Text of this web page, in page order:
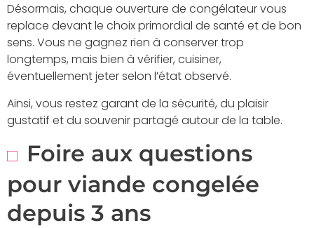
Désormais, chaque ouverture de congélateur vous
replace devant le choix primordial de santé et de bon
sens. Vous ne gagnez rien à conserver trop
longtemps, mais bien à vérifier, cuisiner,
éventuellement jeter selon l’état observé.
Ainsi, vous restez garant de la sécurité, du plaisir
gustatif et du souvenir partagé autour de la table.
Foire aux questions
pour viande congelée
depuis 3 ans